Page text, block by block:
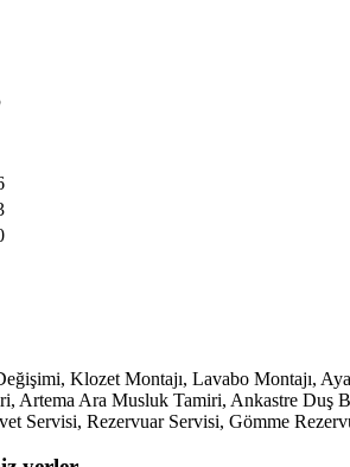
Klozet Montajı, Lavabo Montajı,
Artema Ara Musluk Tamiri, Ankastre Duş
Servisi, Rezervuar Servisi, Gömme